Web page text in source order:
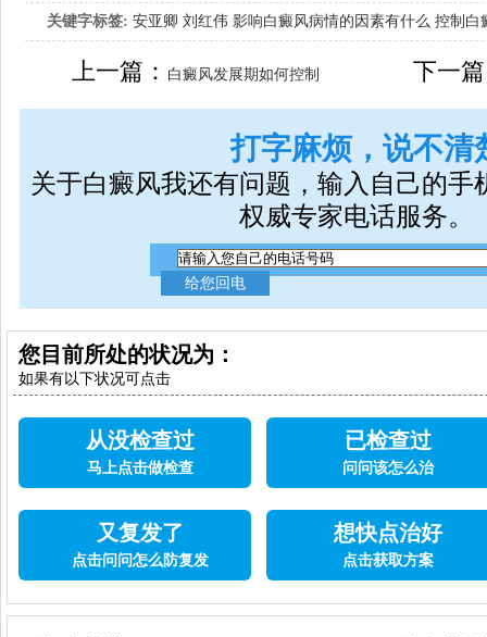
关键字标签: 安亚卿 刘红伟 影响白癜风病情的因素有什么 控制白
女生应该如何治疗呢
上一篇： 白癜风发展期如何控制 下一
打字麻烦，说不清
关于白癜风我还有问题，输入自己的手
权威专家电话服务。
您目前所处的状况为：
如果有以下状况可点击
从没检查过
马上点击做检查
已检查过
问问该怎么治
又复发了
点击问问怎么防复发
想快点治好
点击获取方案